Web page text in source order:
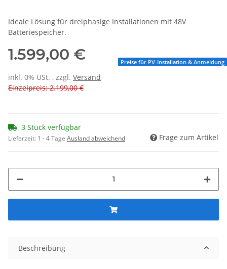
Ideale Lösung für dreiphasige Installationen mit 48V
Batteriespeicher.
1.599,00 €
inkl. 0% USt. , zzgl. Versand
Einzelpreis: 2.199,00 €
Preise für PV-Installation & Anmeldung
3 Stück verfügbar
Lieferzeit: 1 - 4 Tage Ausland abweichend Frage zum Artikel
Beschreibung